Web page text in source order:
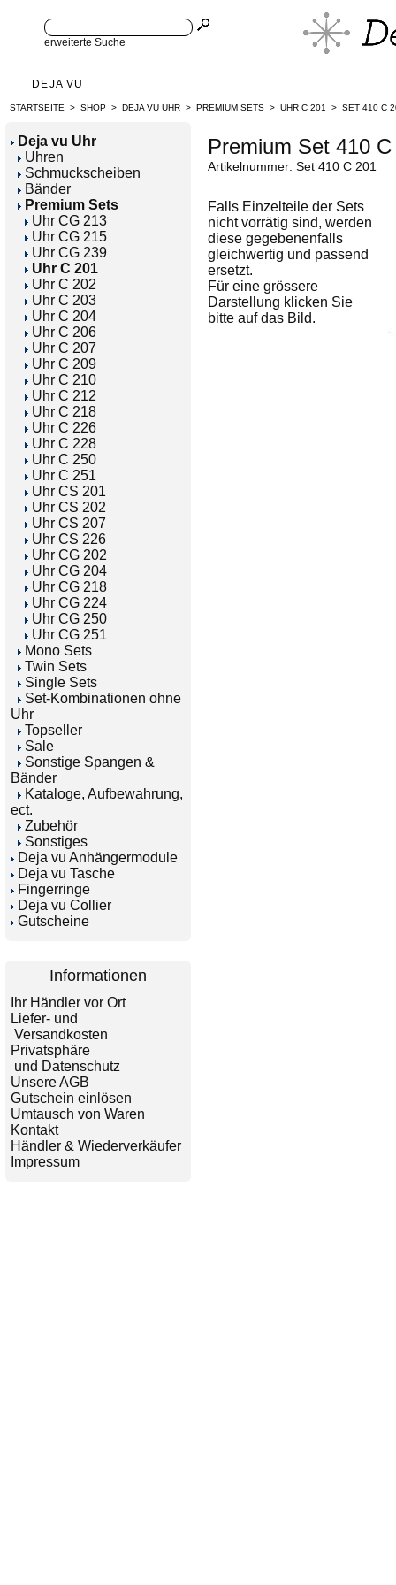
erweiterte Suche
DEJA VU
STARTSEITE > SHOP > DEJA VU UHR > PREMIUM SETS > UHR C 201 > SET 410 C
Deja vu Uhr
Uhren
Schmuckscheiben
Bänder
Premium Sets
Uhr CG 213
Uhr CG 215
Uhr CG 239
Uhr C 201
Uhr C 202
Uhr C 203
Uhr C 204
Uhr C 206
Uhr C 207
Uhr C 209
Uhr C 210
Uhr C 212
Uhr C 218
Uhr C 226
Uhr C 228
Uhr C 250
Uhr C 251
Uhr CS 201
Uhr CS 202
Uhr CS 207
Uhr CS 226
Uhr CG 202
Uhr CG 204
Uhr CG 218
Uhr CG 224
Uhr CG 250
Uhr CG 251
Mono Sets
Twin Sets
Single Sets
Set-Kombinationen ohne
Uhr
Topseller
Sale
Sonstige Spangen &
Bänder
Kataloge, Aufbewahrung,
ect.
Zubehör
Sonstiges
Deja vu Anhängermodule
Deja vu Tasche
Fingerringe
Deja vu Collier
Gutscheine
Informationen
Ihr Händler vor Ort
Liefer- und
Versandkosten
Privatsphäre
und Datenschutz
Unsere AGB
Gutschein einlösen
Umtausch von Waren
Kontakt
Händler & Wiederverkäufer
Impressum
Premium Set 410
Artikelnummer: Set 410 C 201
Falls Einzelteile der Sets
nicht vorrätig sind, werden
diese gegebenenfalls
gleichwertig und passend
ersetzt.
Für eine grössere
Darstellung klicken Sie
bitte auf das Bild.